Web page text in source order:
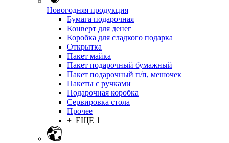
Новогодняя продукция
Бумага подарочная
Конверт для денег
Коробка для сладкого подарка
Открытка
Пакет майка
Пакет подарочный бумажный
Пакет подарочный п/п, мешочек
Пакеты с ручками
Подарочная коробка
Сервировка стола
Прочее
+ ЕЩЕ 1